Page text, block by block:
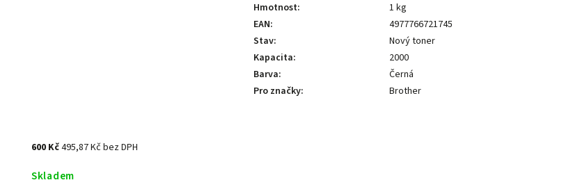
Hmotnost:
1 kg
EAN:
4977766721745
Stav:
Nový toner
Kapacita:
2000
Barva:
Černá
Pro značky: Brother
600 Kč495,87 Kč bez DPH
Skladem